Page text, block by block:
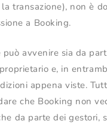
transazione), non è
a Booking.
avvenire sia da
e, in
appena viste.
che Booking non
da parte dei gestori,